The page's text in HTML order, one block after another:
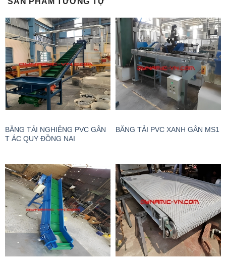
BĂNG TẢI NGHIÊNG PVC GÂN
T ÁC QUY ĐỒNG NAI
BĂNG TẢI PVC XANH GÂN MS1